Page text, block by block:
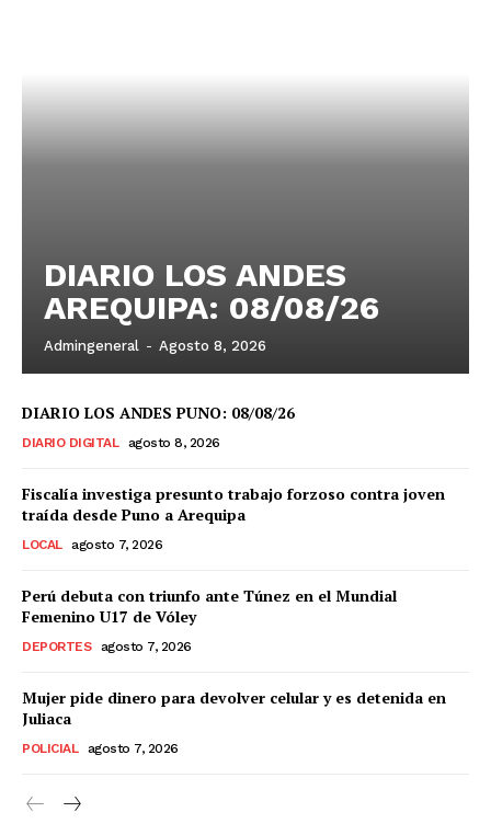
DIARIO LOS ANDES
AREQUIPA: 08/08/26
Admingeneral - Agosto 8, 2026
DIARIO LOS ANDES PUNO: 08/08/26
DIARIO DIGITAL agosto 8, 2026
Fiscalía investiga presunto trabajo forzoso contra joven
traída desde Puno a Arequipa
LOCAL agosto 7, 2026
Perú debuta con triunfo ante Túnez en el Mundial
Femenino U17 de Vóley
DEPORTES agosto 7, 2026
Mujer pide dinero para devolver celular y es detenida en
Juliaca
POLICIAL agosto 7, 2026